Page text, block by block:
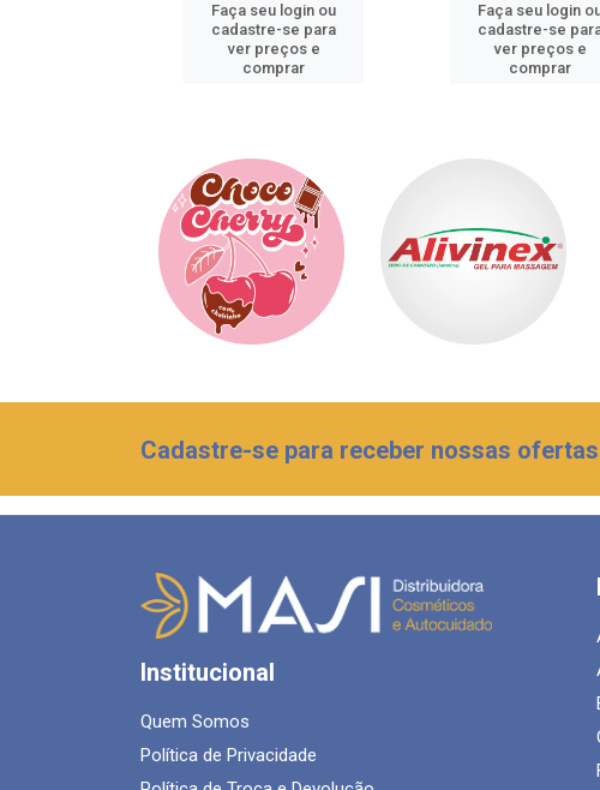
Faça seu login ou
cadastre-se para
Faça seu login ou
cadastre-se para
Cadastre-se para receber nossas
Institucional
Quem Somos
Política de Privacidade